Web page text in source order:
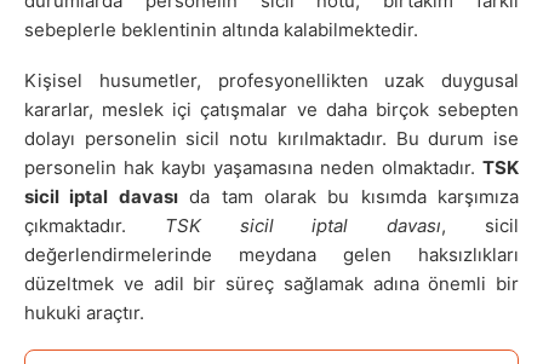
sebeplerle beklentinin altında kalabilmektedir.
Kişisel husumetler, profesyonellikten uzak duygusal
kararlar, meslek içi çatışmalar ve daha birçok sebepten
dolayı personelin sicil notu kırılmaktadır. Bu durum ise
personelin hak kaybı yaşamasına neden olmaktadır. TSK
sicil iptal davasıda tam olarak bu kısımda karşımıza
çıkmaktadır. TSK sicil iptal davası, sicil
değerlendirmelerinde meydana gelen haksızlıkları
düzeltmek ve adil bir süreç sağlamak adına önemli bir
hukuki araçtır.